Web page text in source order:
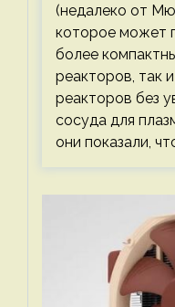
(недалеко от
которое может
более
реакторов, так
реакторов без
сосуда для
они показали,